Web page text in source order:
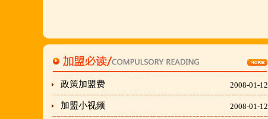
照;企划宣传;购置物品;全程指导;快开业再派厨师长
上门住店指导,期间可以派人到总部学习,开业时再派
厨师长上门住店指导,期间可以派人到总部学习,开业
时再派厨师长住店不限期传授,直至教会为止;若您开
店无必胜厂的把握,请致电我们.
政策加盟费 2008-01-12
加盟小视频 2008-01-12